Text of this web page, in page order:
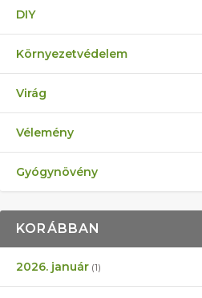
DIY
Környezetvédelem
Virág
Vélemény
Gyógynövény
KORÁBBAN
2026. január (1)